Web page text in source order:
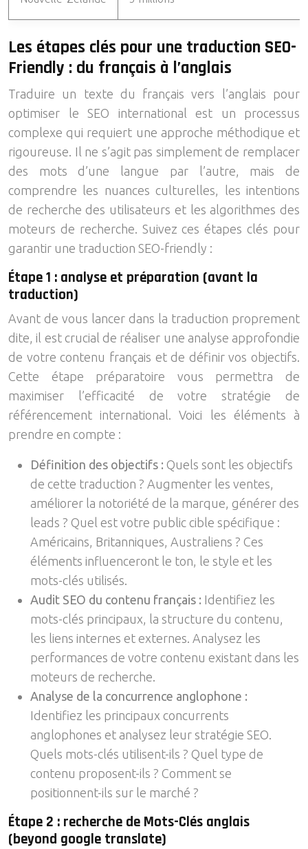
Les étapes clés pour une traduction SEO-
Friendly : du français à l’anglais
Traduire un texte du français vers l’anglais pour
optimiser le SEO international est un processus
complexe qui requiert une approche méthodique et
rigoureuse. Il ne s’agit pas simplement de remplacer
des mots d’une langue par l’autre, mais de
comprendre les nuances culturelles, les intentions
de recherche des utilisateurs et les algorithmes des
moteurs de recherche. Suivez ces étapes clés pour
garantir une traduction SEO-friendly :
Étape 1 : analyse et préparation (avant la
traduction)
Avant de vous lancer dans la traduction proprement
dite, il est crucial de réaliser une analyse approfondie
de votre contenu français et de définir vos objectifs.
Cette étape préparatoire vous permettra de
maximiser l’efficacité de votre stratégie de
référencement international. Voici les éléments à
prendre en compte :
Définition des objectifs : Quels sont les objectifs
de cette traduction ? Augmenter les ventes,
améliorer la notoriété de la marque, générer des
leads ? Quel est votre public cible spécifique :
Américains, Britanniques, Australiens ? Ces
éléments influenceront le ton, le style et les
mots-clés utilisés.
Audit SEO du contenu français : Identifiez les
mots-clés principaux, la structure du contenu,
les liens internes et externes. Analysez les
performances de votre contenu existant dans les
moteurs de recherche.
Analyse de la concurrence anglophone :
Identifiez les principaux concurrents
anglophones et analysez leur stratégie SEO.
Quels mots-clés utilisent-ils ? Quel type de
contenu proposent-ils ? Comment se
positionnent-ils sur le marché ?
Étape 2 : recherche de Mots-Clés anglais
(beyond google translate)